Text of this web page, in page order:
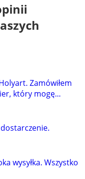
Zamówiłem
który mogę...
wysyłka. Wszystko